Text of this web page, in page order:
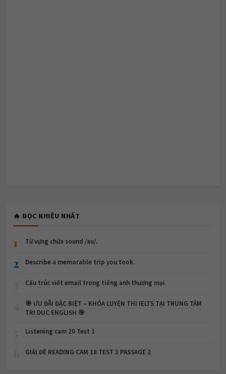
🔥 ĐỌC NHIỀU NHẤT
1 Từ vựng chứa sound /aʊ/.
2 Describe a memorable trip you took.
Cấu trúc viết email trong tiếng anh thương mại
🎯 ƯU ĐÃI ĐẶC BIỆT – KHÓA LUYỆN THI IELTS TẠI TRUNG TÂM
TRI DUC ENGLISH 🎯
Listening cam 20 Test 1
GIẢI ĐỀ READING CAM 18 TEST 3 PASSAGE 2